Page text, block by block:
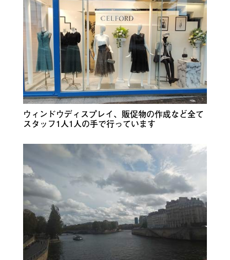
ウィンドウディスプレイ、販促物の作成など全て
スタッフ1人1人の手で行っています